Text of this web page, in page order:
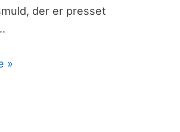
der er presset
»